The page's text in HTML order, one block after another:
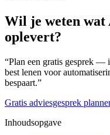
Wil je weten
oplevert?
“Plan een gratis gesprek —
best lenen voor
bespaart.”
Gratis adviesgesprek
Inhoudsopgave